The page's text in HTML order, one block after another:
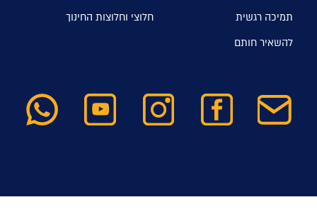
תמיכה רגשית
חלוצי וחלוצות החינוך
להשאיר חותם